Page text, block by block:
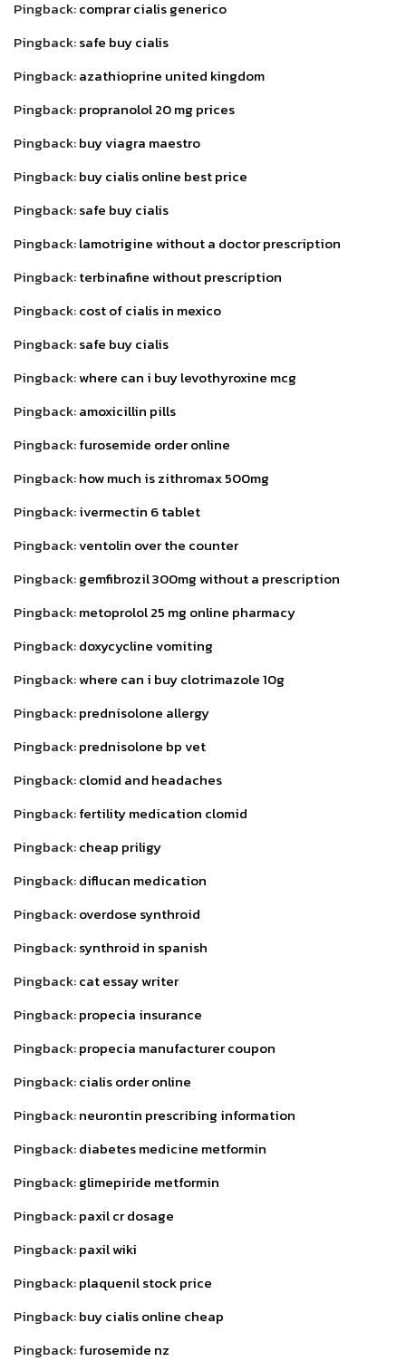
Pingback:comprar cialis generico
Pingback:safe buy cialis
Pingback:azathioprine united kingdom
Pingback:propranolol 20 mg prices
Pingback:buy viagra maestro
Pingback:buy cialis online best price
Pingback:safe buy cialis
Pingback:lamotrigine without a doctor prescription
Pingback:terbinafine without prescription
Pingback:cost of cialis in mexico
Pingback:safe buy cialis
Pingback:where can i buy levothyroxine mcg
Pingback:amoxicillin pills
Pingback:furosemide order online
Pingback:how much is zithromax 500mg
Pingback:ivermectin 6 tablet
Pingback:ventolin over the counter
Pingback:gemfibrozil 300mg without a prescription
Pingback:metoprolol 25 mg online pharmacy
Pingback:doxycycline vomiting
Pingback:where can i buy clotrimazole 10g
Pingback:prednisolone allergy
Pingback:prednisolone bp vet
Pingback:clomid and headaches
Pingback:fertility medication clomid
Pingback:cheap priligy
Pingback:diflucan medication
Pingback:overdose synthroid
Pingback:synthroid in spanish
Pingback:cat essay writer
Pingback:propecia insurance
Pingback:propecia manufacturer coupon
Pingback:cialis order online
Pingback:neurontin prescribing information
Pingback:diabetes medicine metformin
Pingback:glimepiride metformin
Pingback:paxil cr dosage
Pingback:paxil wiki
Pingback:plaquenil stock price
Pingback:buy cialis online cheap
Pingback:furosemide nz